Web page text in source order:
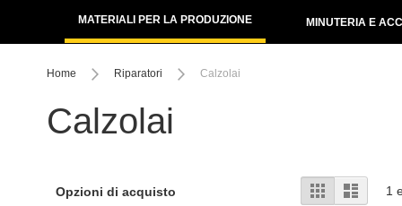
MATERIALI PER LA PRODUZIONE MINUTERIA E
Home Riparatori Calzolai
Calzolai
Mostra
come
GrigliaLista 1
Opzioni di acquisto